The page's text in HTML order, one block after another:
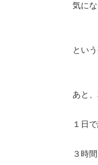
気に
とい
あと
１日
３時